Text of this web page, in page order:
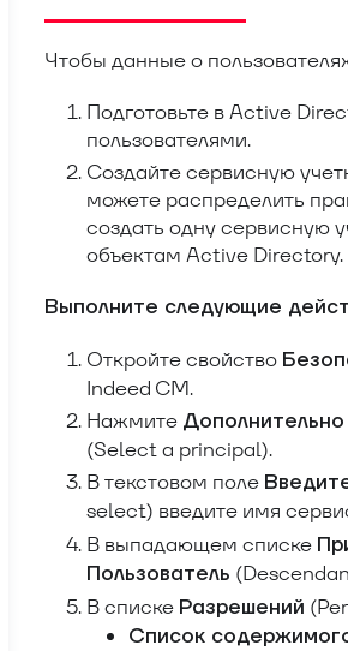
Чтобы данные о
Подготовьте в Active
пользователями.
Создайте сервисную
можете распределить
создать одну сервисную
объектам Active Directory.
Выполните следующие
Откройте свойство
Indeed CM.
Нажмите Дополнительно
(Select a principal).
В текстовом поле
select) введите имя
В выпадающем списке
Пользователь
В списке Разрешений
Список